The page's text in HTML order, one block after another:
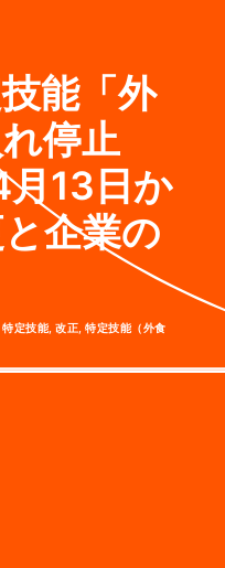
能「外
停止
13日か
企業の
特定技能 改正 特定技能（外食